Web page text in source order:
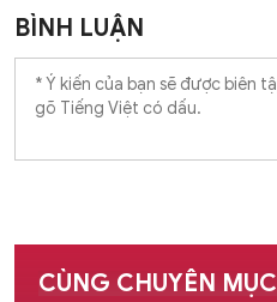
BÌNH LUẬN
CÙNG CHUYÊN MỤC